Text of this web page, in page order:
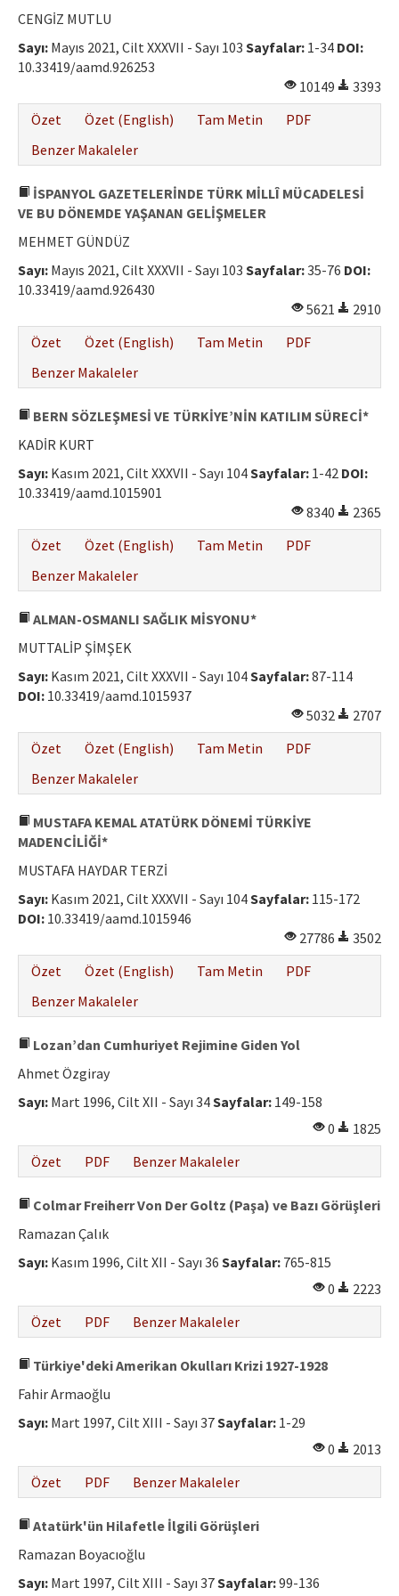
Yazar Rehberi
Hakem Rehberi
İletişim
CENGİZ MUTLU
Sayı: Mayıs 2021, Cilt XXXVII - Sayı 103 Sayfalar: 1-34 DOI:
10.33419/aamd.926253
10149
3393
Özet
Özet (English) Tam Metin
PDF
Benzer Makaleler
İSPANYOL GAZETELERİNDE TÜRK MİLLÎ MÜCADELESİ
VE BU DÖNEMDE YAŞANAN GELİŞMELER
MEHMET GÜNDÜZ
Sayı: Mayıs 2021, Cilt XXXVII - Sayı 103 Sayfalar:35-76 DOI:
10.33419/aamd.926430
5621
2910
Özet
Özet (English) Tam Metin
PDF
Benzer Makaleler
BERN SÖZLEŞMESİ VE TÜRKİYE’NİN KATILIM SÜRECİ*
KADİR KURT
Sayı: Kasım 2021, Cilt XXXVII - Sayı 104Sayfalar: 1-42 DOI:
10.33419/aamd.1015901
8340
2365
Özet
Özet (English) Tam Metin
PDF
Benzer Makaleler
ALMAN-OSMANLI SAĞLIK MİSYONU*
MUTTALİP ŞİMŞEK
Sayı: Kasım 2021, Cilt XXXVII - Sayı 104Sayfalar:87-114
DOI: 10.33419/aamd.1015937
5032
2707
Özet
Özet (English) Tam Metin
PDF
Benzer Makaleler
MUSTAFA KEMAL ATATÜRK DÖNEMİ TÜRKİYE
MADENCİLİĞİ*
MUSTAFA HAYDAR TERZİ
Sayı: Kasım 2021, Cilt XXXVII - Sayı 104Sayfalar: 115-172
DOI: 10.33419/aamd.1015946
27786
3502
Özet
Özet (English) Tam Metin
PDF
Benzer Makaleler
Lozan’dan Cumhuriyet Rejimine Giden Yol
Ahmet Özgiray
Sayı: Mart 1996, Cilt XII - Sayı 34Sayfalar: 149-158
0
1825
Özet
PDF Benzer Makaleler
Colmar Freiherr Von Der Goltz (Paşa) ve Bazı Görüşleri
Ramazan Çalık
Sayı: Kasım 1996, Cilt XII - Sayı 36 Sayfalar: 765-815
0
2223
Özet
PDF Benzer Makaleler
Türkiye'deki Amerikan Okulları Krizi 1927-1928
Fahir Armaoğlu
Sayı: Mart 1997, Cilt XIII - Sayı 37Sayfalar: 1-29
0
2013
Özet
PDF Benzer Makaleler
Atatürk'ün Hilafetle İlgili Görüşleri
Ramazan Boyacıoğlu
Sayı: Mart 1997, Cilt XIII - Sayı 37Sayfalar:99-136